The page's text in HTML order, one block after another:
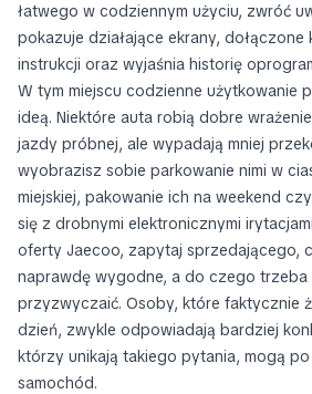
łatwego w codziennym użyciu, zwróć
pokazuje działające ekrany,
instrukcji oraz wyjaśnia historię
W tym miejscu codzienne użytkowanie
ideą. Niektóre auta robią dobre
jazdy próbnej, ale wypadają mniej
wyobrazisz sobie parkowanie nimi w
miejskiej, pakowanie ich na weekend
się z drobnymi elektronicznymi
oferty Jaecoo, zapytaj sprzedającego,
naprawdę wygodne, a do czego trzeba
przyzwyczaić. Osoby, które faktycznie
dzień, zwykle odpowiadają bardziej
którzy unikają takiego pytania, mogą
samochód.